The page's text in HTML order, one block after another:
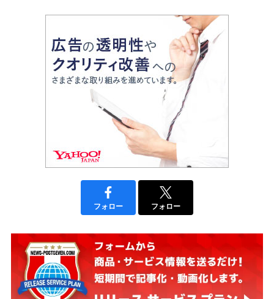
フォロー フォロー